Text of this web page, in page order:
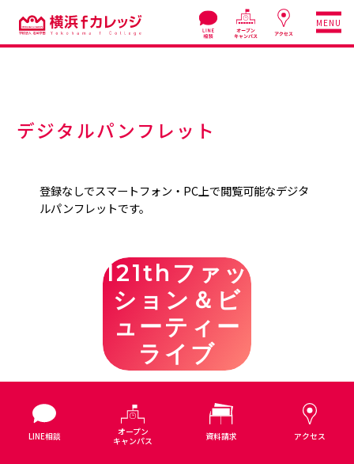
MENU
デジタルパンフレット
登録なしでスマートフォン・PC上で閲覧可能なデジタ
ルパンフレットです。
121thファッ
ション＆ビ
ューティー
ライブ
LINE相談
オープン
キャンパス
資料請求 アクセス